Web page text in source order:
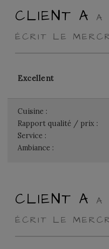
CLIENT A
A
ÉCRIT LE
Excellent
Cuisine :
Rapport qualité / prix :
Service :
Ambiance :
CLIENT A
A
ÉCRIT LE